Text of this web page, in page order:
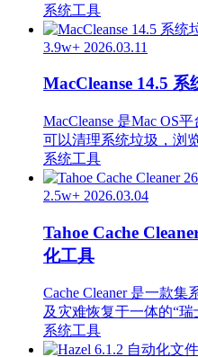
系统工具
3.9w+ 2026.03.11
MacCleanse 14.5 系
MacCleanse 是Mac OS
可以清理系统垃圾，浏
系统工具
2.5w+ 2026.03.04
Tahoe Cache
化工具
Cache Cleaner 是一款
及灾难恢复于一体的“瑞
系统工具